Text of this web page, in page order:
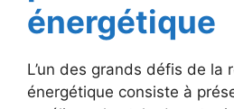
énergétique
L’un des grands défis de la
énergétique consiste à